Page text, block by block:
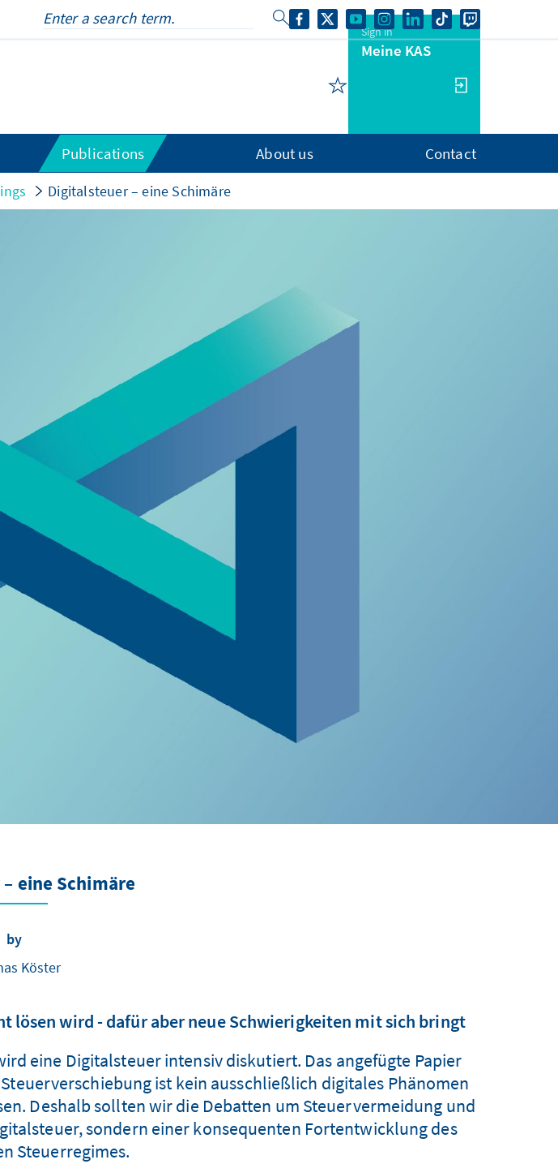
Sign in
Meine KAS
Publications About us Contact
Digitalsteuer – eine Schimäre
eine Schimäre
by
Köster
lösen wird - dafür aber neue Schwierigkeiten mit sich bringt
eine Digitalsteuer intensiv diskutiert. Das angefügte Papier
ist kein ausschließlich digitales Phänomen
Deshalb sollten wir die Debatten um Steuervermeidung und
sondern einer konsequenten Fortentwicklung des
Steuerregimes.